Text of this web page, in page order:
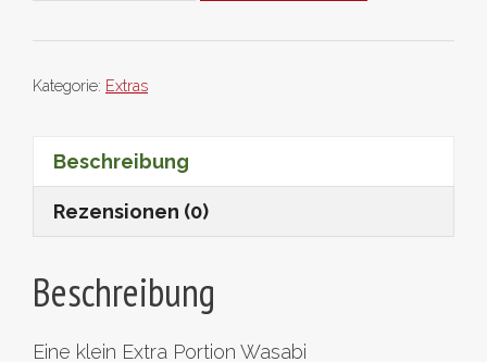
extra
Kategorie: Extras
Beschreibung
Rezensionen (0)
Beschreibung
Eine klein Extra Portion Wasabi